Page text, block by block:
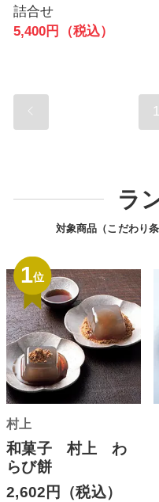
詰合せ
5,400円（税込）
1
ラ
対象商品（こだわり
1位
村上
和菓子 村上 わ
らび餅
2,602円（税込）